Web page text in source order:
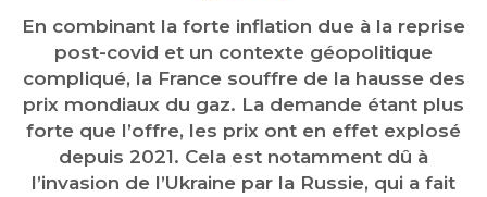
En combinant la forte inflation due à la reprise
post-covid et un contexte géopolitique
compliqué, la France souffre de la hausse des
prix mondiaux du gaz. La demande étant plus
forte que l’offre, les prix ont en effet explosé
depuis 2021. Cela est notamment dû à
l’invasion de l’Ukraine par la Russie, qui a fait